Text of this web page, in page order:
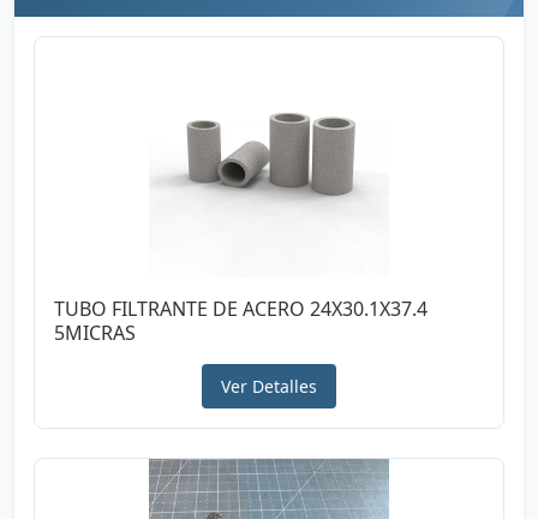
TUBO FILTRANTE DE ACERO 24X30.1X37.4
5MICRAS
Ver Detalles